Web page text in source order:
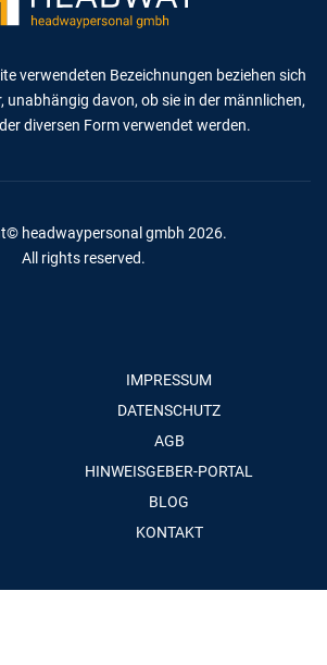
verwendeten Bezeichnungen beziehen sich
unabhängig davon, ob sie in der männlichen,
diversen Form verwendet werden.
headwaypersonal gmbh 2026.
All rights reserved.
IMPRESSUM
DATENSCHUTZ
AGB
HINWEISGEBER-PORTAL
BLOG
KONTAKT